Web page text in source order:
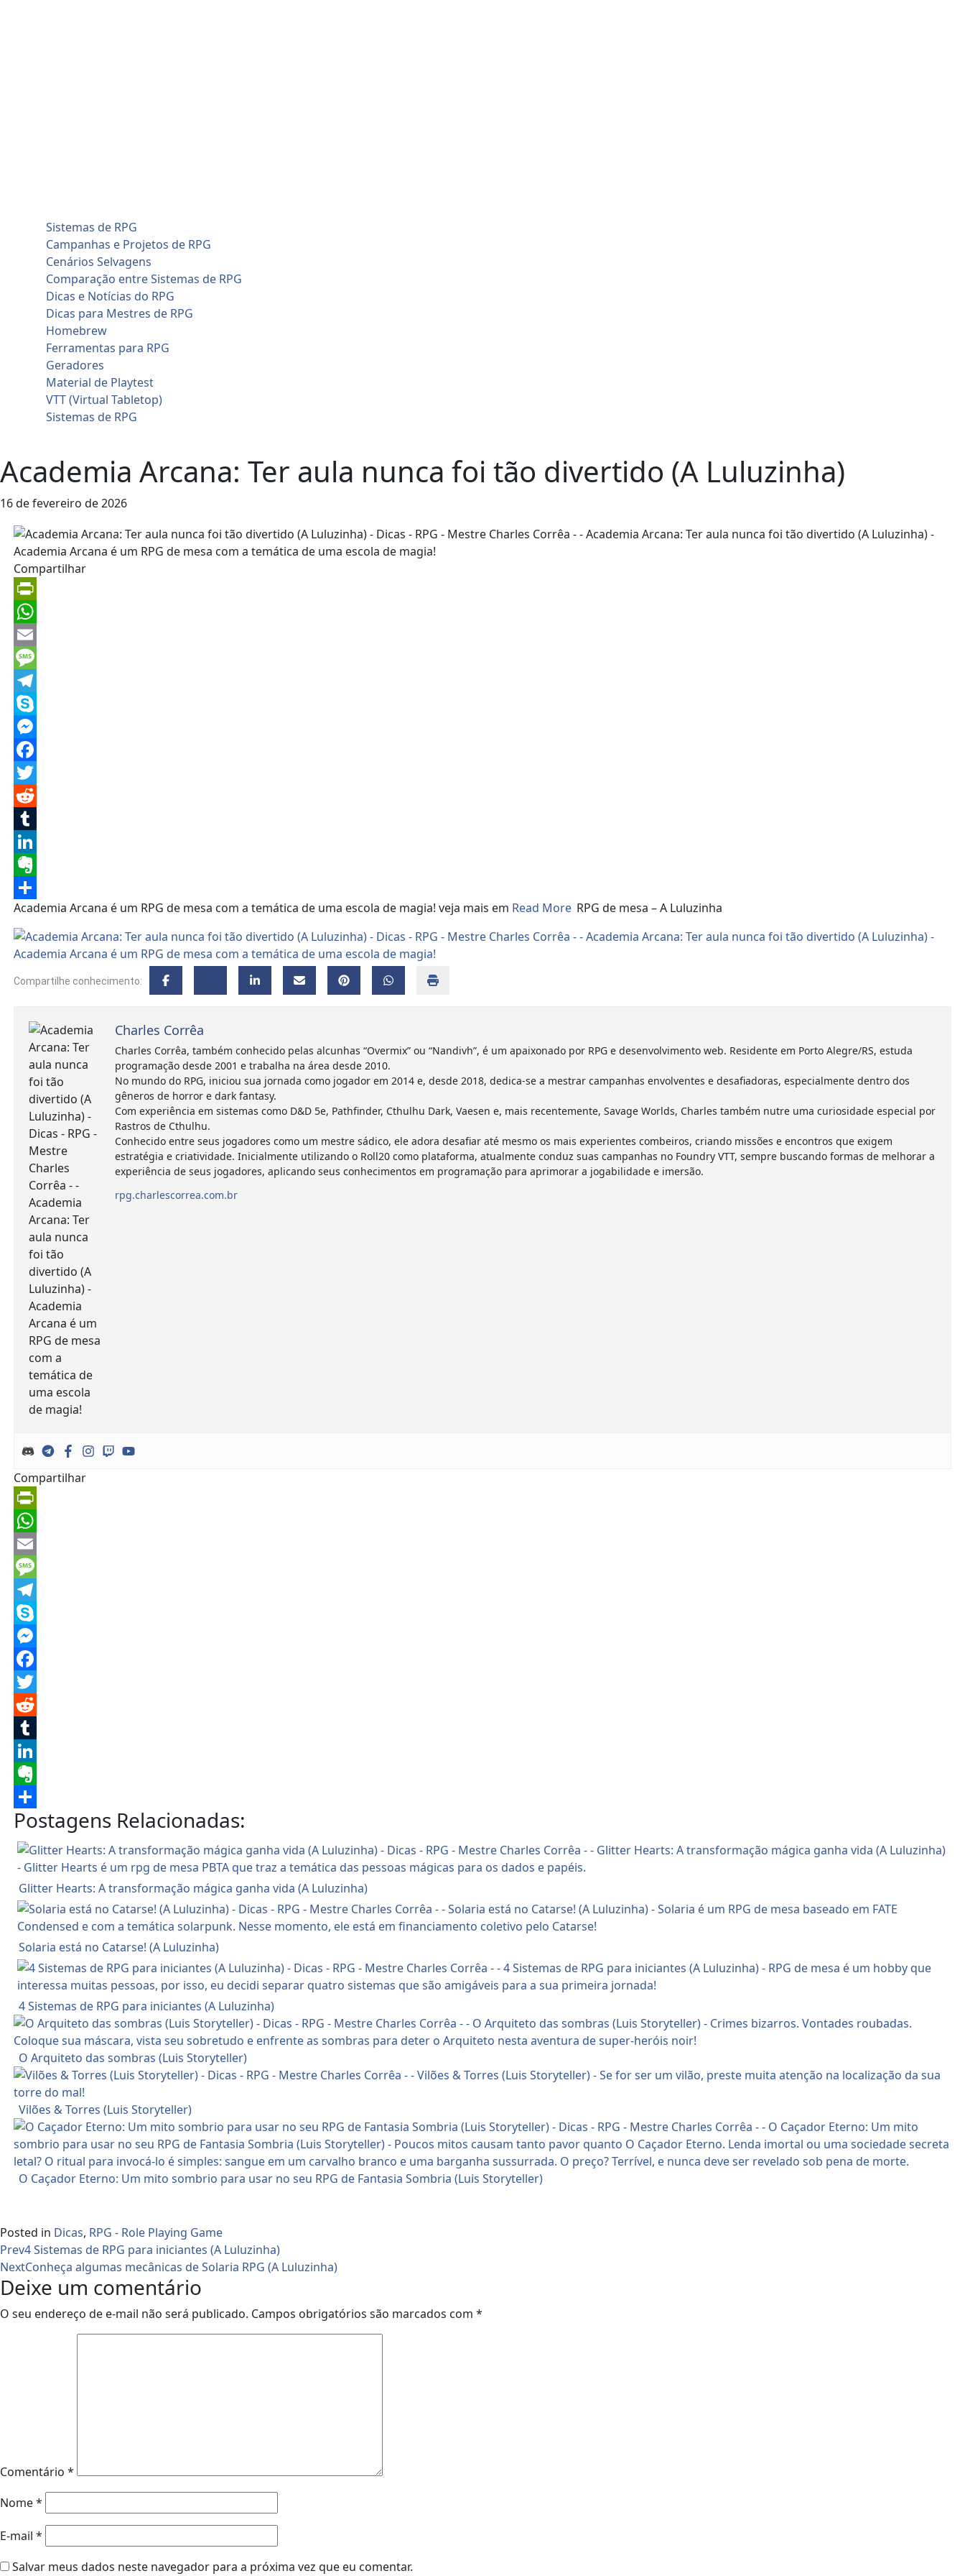
Sistemas de RPG
Campanhas e Projetos de RPG
Cenários Selvagens
Comparação entre Sistemas de RPG
Dicas e Notícias do RPG
Dicas para Mestres de RPG
Homebrew
Ferramentas para RPG
Geradores
Material de Playtest
VTT (Virtual Tabletop)
Sistemas de RPG
Academia Arcana: Ter aula nunca foi tão divertido (A Luluzinha)
16 de fevereiro de 2026
Compartilhar
PrintFriendly
WhatsApp
Email
Message
Telegram
Skype
Messenger
Facebook
Twitter
Reddit
Tumblr
LinkedIn
Evernote
Share
Academia Arcana é um RPG de mesa com a temática de uma escola de magia! veja mais em Read More RPG de mesa – A Luluzinha
Compartilhe conhecimento:
Charles Corrêa
Charles Corrêa, também conhecido pelas alcunhas “Overmix” ou “Nandivh”, é um apaixonado por RPG e desenvolvimento web. Residente em Porto Alegre/RS, estuda
programação desde 2001 e trabalha na área desde 2010.
No mundo do RPG, iniciou sua jornada como jogador em 2014 e, desde 2018, dedica-se a mestrar campanhas envolventes e desafiadoras, especialmente dentro dos
gêneros de horror e dark fantasy.
Com experiência em sistemas como D&D 5e, Pathfinder, Cthulhu Dark, Vaesen e, mais recentemente, Savage Worlds, Charles também nutre uma curiosidade especial por
Rastros de Cthulhu.
Conhecido entre seus jogadores como um mestre sádico, ele adora desafiar até mesmo os mais experientes combeiros, criando missões e encontros que exigem
estratégia e criatividade. Inicialmente utilizando o Roll20 como plataforma, atualmente conduz suas campanhas no Foundry VTT, sempre buscando formas de melhorar a
experiência de seus jogadores, aplicando seus conhecimentos em programação para aprimorar a jogabilidade e imersão.
rpg.charlescorrea.com.br
Compartilhar
PrintFriendly
WhatsApp
Email
Message
Telegram
Skype
Messenger
Facebook
Twitter
Reddit
Tumblr
LinkedIn
Evernote
Share
Postagens Relacionadas:
Glitter Hearts: A transformação mágica ganha vida (A Luluzinha)
Solaria está no Catarse! (A Luluzinha)
4 Sistemas de RPG para iniciantes (A Luluzinha)
O Arquiteto das sombras (Luis Storyteller)
Vilões & Torres (Luis Storyteller)
O Caçador Eterno: Um mito sombrio para usar no seu RPG de Fantasia Sombria (Luis Storyteller)
Posted in Dicas, RPG - Role Playing Game
Prev4 Sistemas de RPG para iniciantes (A Luluzinha)
NextConheça algumas mecânicas de Solaria RPG (A Luluzinha)
Deixe um comentário
O seu endereço de e-mail não será publicado. Campos obrigatórios são marcados com *
Comentário *
Nome*
E-mail *
Salvar meus dados neste navegador para a próxima vez que eu comentar.